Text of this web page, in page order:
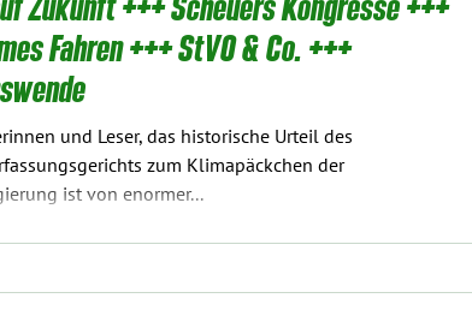
Fahren +++ StVO & Co. +++
und Leser, das historische Urteil des
zum Klimapäckchen der
ist von enormer...